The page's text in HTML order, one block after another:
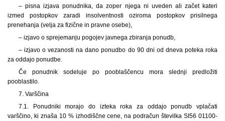
– pisna izjava ponudnika, da zoper njega ni uveden ali začet kateri
izmed postopkov zaradi insolventnosti oziroma postopkov prisilnega
prenehanja (velja za fizične in pravne osebe),
– izjavo o sprejemanju pogojev javnega zbiranja ponudb,
– izjavo o vezanosti na dano ponudbo do 90 dni od dneva poteka roka
za oddajo ponudbe.
Če ponudnik sodeluje po pooblaščencu mora slednji predložiti
pooblastilo.
7. Varščina
7.1. Ponudniki morajo do izteka roka za oddajo ponudb vplačati
varščino, ki znaša 10 % izhodiščne cene, na podračun številka SI56 01100-